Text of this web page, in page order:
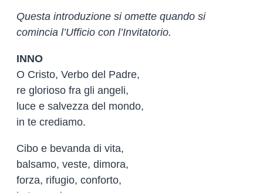
Questa introduzione si omette quando si
comincia l’Ufficio con l’Invitatorio.
INNO
O Cristo, Verbo del Padre,
re glorioso fra gli angeli,
luce e salvezza del mondo,
in te crediamo.
Cibo e bevanda di vita,
balsamo, veste, dimora,
forza, rifugio, conforto,